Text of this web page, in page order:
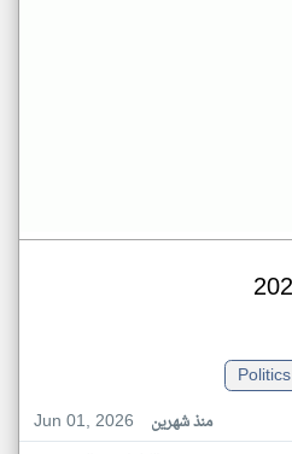
Politics
Jun 01, 2026
منذ شهرين